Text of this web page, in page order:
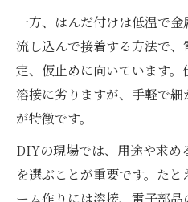
一方、はんだ付けは低温で
流し込んで接着する方法で
定、仮止めに向いています
溶接に劣りますが、手軽で
が特徴です。
DIYの現場では、用途や求め
を選ぶことが重要です。た
ーム作りには溶接、電子部